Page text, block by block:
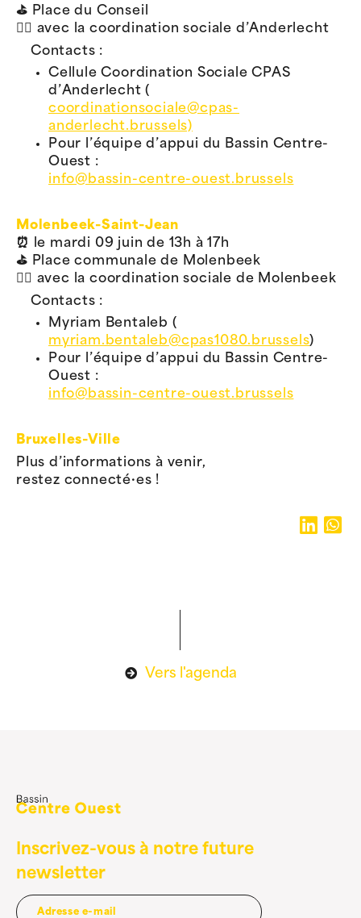
⛳️ Place du Conseil
👉🏽 avec la coordination sociale d’Anderlecht
Contacts :
Cellule Coordination Sociale CPAS
d’Anderlecht (
coordinationsociale@cpas-
anderlecht.brussels)
Pour l’équipe d’appui du Bassin Centre-
Ouest :
info@bassin-centre-ouest.brussels
Molenbeek-Saint-Jean
⏰ le mardi 09 juin de 13h à 17h
⛳️ Place communale de Molenbeek
👉🏽 avec la coordination sociale de Molenbeek
Contacts :
Myriam Bentaleb (
myriam.bentaleb@cpas1080.brussels)
Pour l’équipe d’appui du Bassin Centre-
Ouest :
info@bassin-centre-ouest.brussels
Bruxelles-Ville
Plus d’informations à venir,
restez connecté·es !
Vers l'agenda
Inscrivez-vous à notre future
newsletter